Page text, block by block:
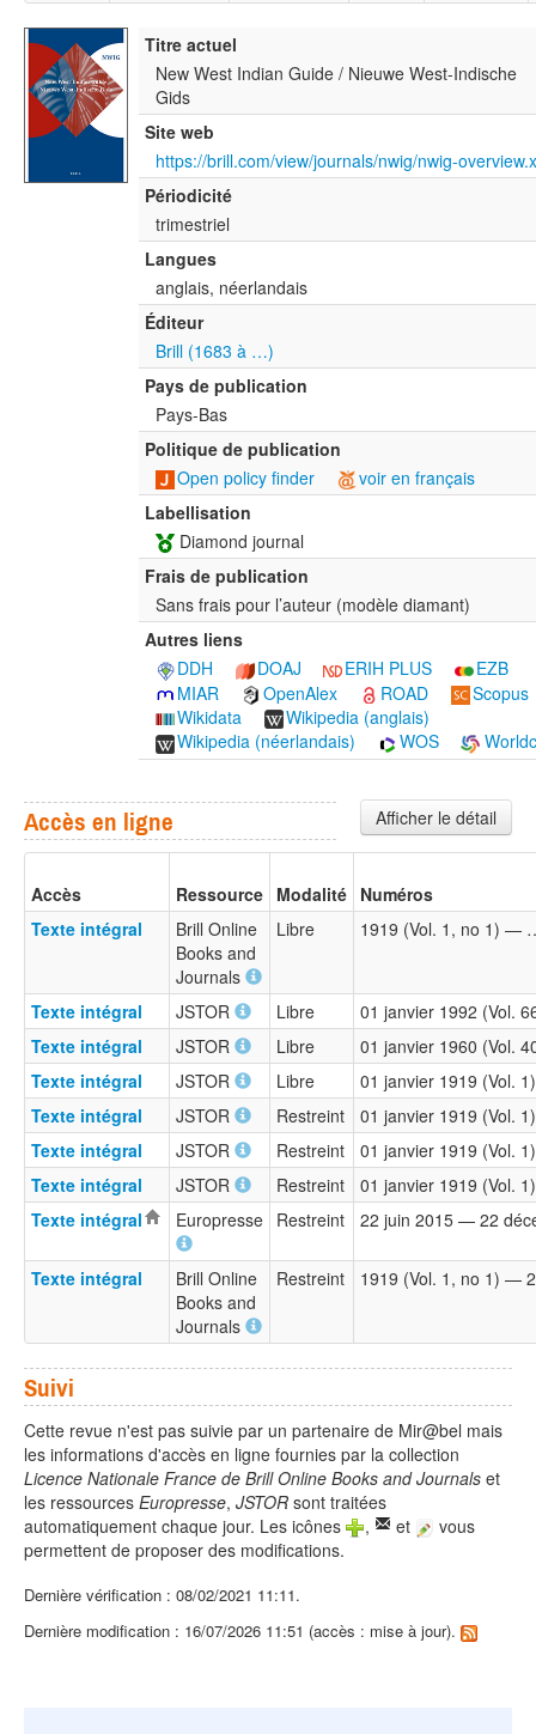
Titre actuel
New West Indian Guide / Nieuwe West-Indische
Gids
Site web
https://brill.com/view/journals/nwig/nwig-
Périodicité
trimestriel
Langues
anglais, néerlandais
Éditeur
Brill (1683 à …)
Pays de publication
Pays-Bas
Politique de publication
Open policy finder
voir en français
Labellisation
Diamond journal
Frais de publication
Sans frais pour l’auteur (modèle diamant)
Autres liens
DDH
DOAJ ERIH PLUS
EZB
MIAR
OpenAlex ROAD
Scopus
Wikidata
Wikipedia (anglais)
Wikipedia (néerlandais)
WOS
Afficher le détail
Accès en ligne
Accès Ressource Modalité Numéros
Texte intégral
Brill Online
Books and
Journals
Libre 1919 (Vol. 1, no 1) —
Texte intégral JSTOR Libre
01 janvier 1992 (Vol.
Texte intégral
JSTOR Libre
01 janvier 1960 (Vol.
Texte intégral
JSTOR Libre
01 janvier 1919 (Vol.
Texte intégral
JSTOR Restreint
01 janvier 1919 (Vol.
Texte intégral
JSTOR Restreint
01 janvier 1919 (Vol.
Texte intégral
JSTOR Restreint
01 janvier 1919 (Vol.
Texte intégral
Europresse Restreint 22 juin 2015 — 22
Texte intégral
Brill Online
Books and
Journals
Restreint 1919 (Vol. 1, no 1) —
Suivi
Cette revue n'est pas suivie par un partenaire de Mir@bel mais
les informations d'accès en ligne fournies par la collection
Licence Nationale France de Brill Online Books and Journals et
les ressources Europresse, JSTOR sont traitées
automatiquement chaque jour. Les icônes
, et
vous
permettent de proposer des modifications.
Dernière vérification : 08/02/2021 11:11.
Dernière modification : 16/07/2026 11:51 (accès : mise à jour).